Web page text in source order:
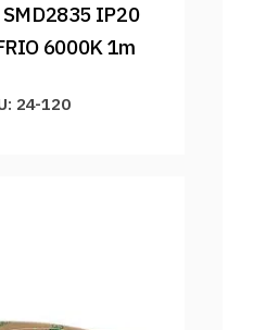
IP20
6000K 1m
24-120